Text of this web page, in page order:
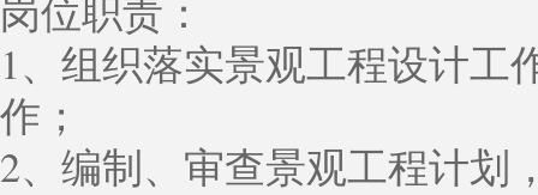
岗位职责：
1、组织落实景观工程设计工
作；
2、编制、审查景观工程计划